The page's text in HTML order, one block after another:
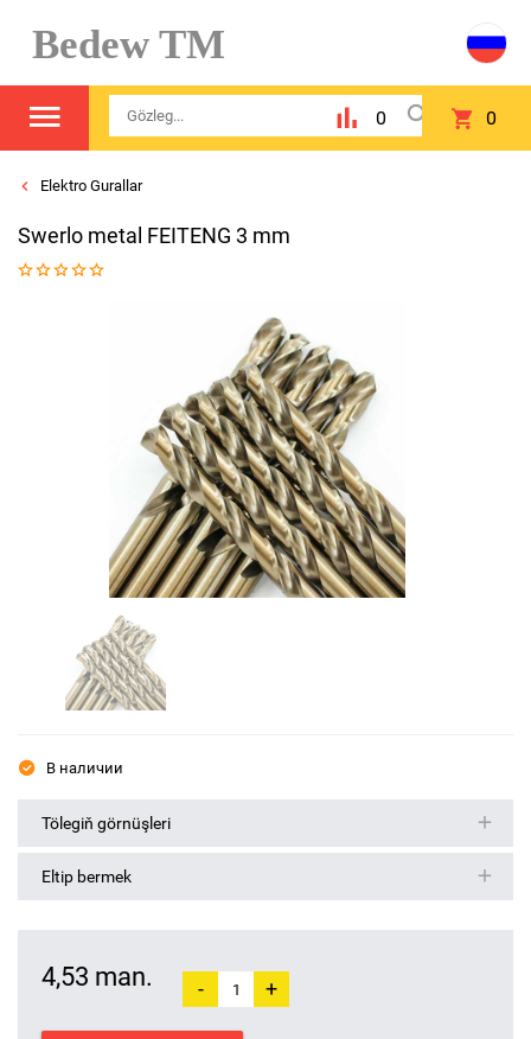
Bedew TM
0 0
Elektro Gurallar
Swerlo metal FEITENG 3 mm
В наличии
Tölegiň görnüşleri
Eltip bermek
4,53 man. - +